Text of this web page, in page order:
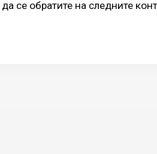
се обратите на следните